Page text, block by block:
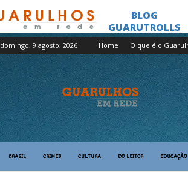
domingo, 9 agosto, 2026 Home O que é o
Guarulhos
em
Rede
BRASIL CRIMES CULTURA DO LEITOR EDUCAÇÃO